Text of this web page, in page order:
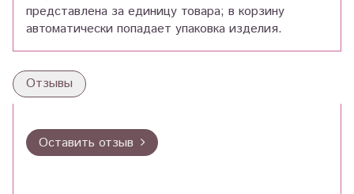
представлена за единицу товара; в корзину
автоматически попадает упаковка изделия.
Отзывы
Оставить отзыв